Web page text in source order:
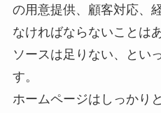
の用意提供、顧客対応、
なければならないことは
ソースは足りない、とい
す。
ホームページはしっかり